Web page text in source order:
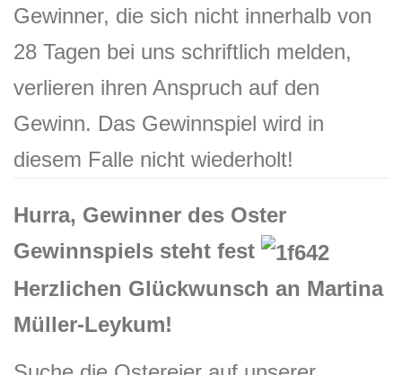
Gewinner, die sich nicht innerhalb von
28 Tagen bei uns schriftlich melden,
verlieren ihren Anspruch auf den
Gewinn. Das Gewinnspiel wird in
diesem Falle nicht wiederholt!
Hurra, Gewinner des Oster
Gewinnspiels steht fest
Herzlichen Glückwunsch an Martina
Müller-Leykum!